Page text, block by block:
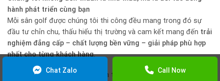
hành phát triển cùng bạn
Mỗi sân golf được chúng tôi thi công đều mang trong đó sự
đầu tư chỉn chu, thấu hiểu thị trường và cam kết mang đến trải
nghiệm đẳng cấp – chất lượng bền vững – giải pháp phù hợp
nhất cho từng khách hàng.
Hãy để chúng tôi góp phần kiến tạo nên những sân golf mang
Chat Zalo Call Now